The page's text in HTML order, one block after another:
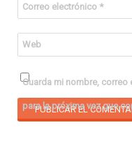
Correo electrónico *
Web
Guarda mi nombre,
para la próxima vez que